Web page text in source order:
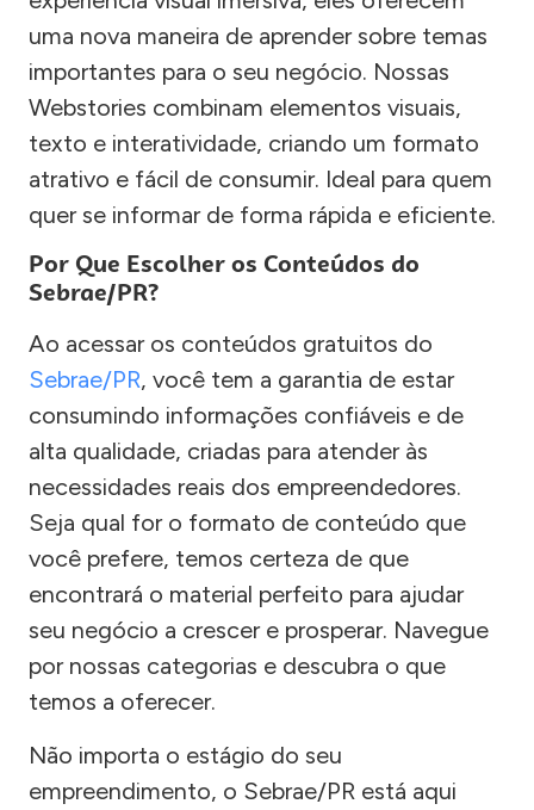
uma nova maneira de aprender sobre temas
importantes para o seu negócio. Nossas
Webstories combinam elementos visuais,
texto e interatividade, criando um formato
atrativo e fácil de consumir. Ideal para quem
quer se informar de forma rápida e eficiente.
Por Que Escolher os Conteúdos do
Sebrae/PR?
Ao acessar os conteúdos gratuitos do
Sebrae/PR, você tem a garantia de estar
consumindo informações confiáveis e de
alta qualidade, criadas para atender às
necessidades reais dos empreendedores.
Seja qual for o formato de conteúdo que
você prefere, temos certeza de que
encontrará o material perfeito para ajudar
seu negócio a crescer e prosperar. Navegue
por nossas categorias e descubra o que
temos a oferecer.
Não importa o estágio do seu
empreendimento, o Sebrae/PR está aqui